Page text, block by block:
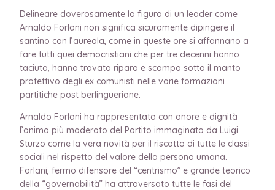
Delineare doverosamente la figura di un leader come
Arnaldo Forlani non significa sicuramente dipingere il
santino con l’aureola, come in queste ore si affannano a
fare tutti quei democristiani che per tre decenni hanno
taciuto, hanno trovato riparo e scampo sotto il manto
protettivo degli ex comunisti nelle varie formazioni
partitiche post berlingueriane.
Arnaldo Forlani ha rappresentato con onore e dignità
l’animo più moderato del Partito immaginato da Luigi
Sturzo come la vera novità per il riscatto di tutte le classi
sociali nel rispetto del valore della persona umana.
Forlani, fermo difensore del “centrismo” e grande teorico
della “governabilità” ha attraversato tutte le fasi del